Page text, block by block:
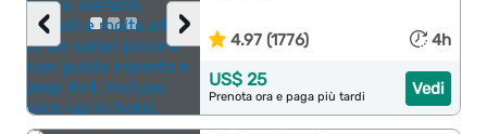
›
‹ 4.97 (1776) 4h
Vedi
US$ 25
Prenota ora e paga più tardi